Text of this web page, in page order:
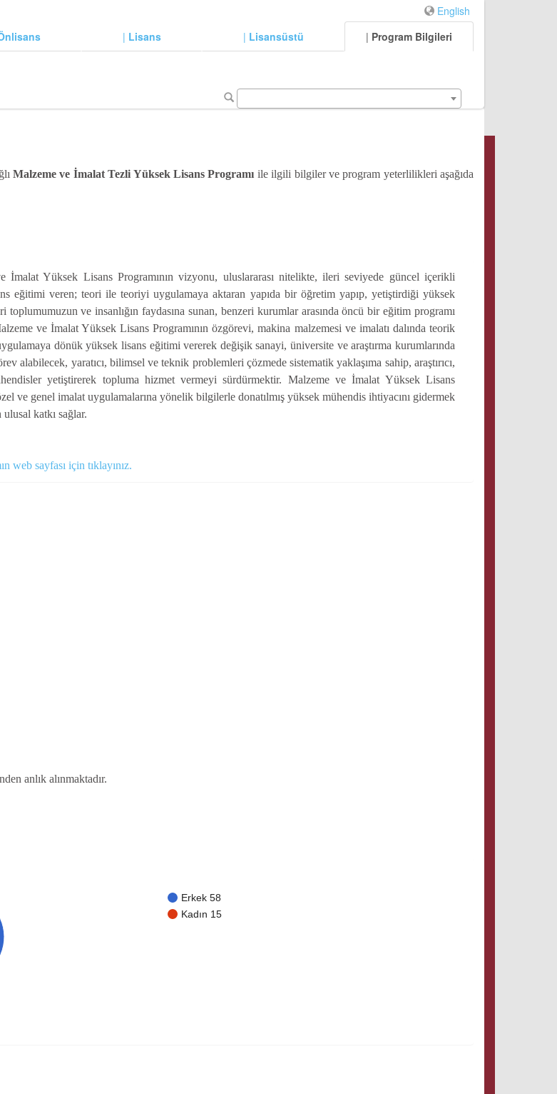
English
| Lisans | Lisansüstü | Program Bilgileri
Malzeme ve İmalat Tezli Yüksek Lisans Programı ile ilgili bilgiler ve program yeterlilikleri aşağıda
İmalat Yüksek Lisans Programının vizyonu, uluslararası nitelikte, ileri seviyede güncel içerikli
eğitimi veren; teori ile teoriyi uygulamaya aktaran yapıda bir öğretim yapıp, yetiştirdiği yüksek
toplumumuzun ve insanlığın faydasına sunan, benzeri kurumlar arasında öncü bir eğitim programı
ve İmalat Yüksek Lisans Programının özgörevi, makina malzemesi ve imalatı dalında teorik
dönük yüksek lisans eğitimi vererek değişik sanayi, üniversite ve araştırma kurumlarında
alabilecek, yaratıcı, bilimsel ve teknik problemleri çözmede sistematik yaklaşıma sahip, araştırıcı,
yetiştirerek topluma hizmet vermeyi sürdürmektir. Malzeme ve İmalat Yüksek Lisans
ve genel imalat uygulamalarına yönelik bilgilerle donatılmış yüksek mühendis ihtiyacını gidermek
ulusal katkı sağlar.
web sayfası için tıklayınız.
anlık alınmaktadır.
Erkek 58
Kadın 15